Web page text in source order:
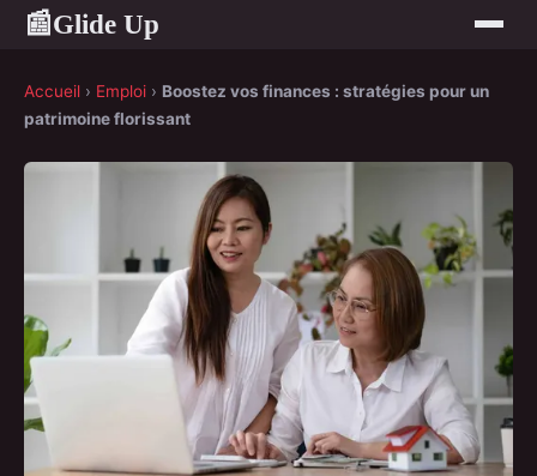
📰Glide Up
Accueil › Emploi › Boostez vos finances : stratégies pour un
patrimoine florissant